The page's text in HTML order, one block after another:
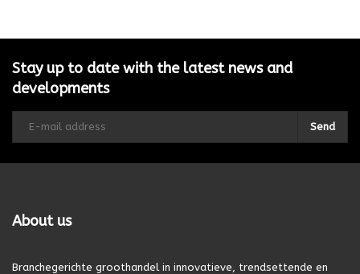
Stay up to date with the latest news and
developments
Send
About us
Branchegerichte groothandel in innovatieve, trendsettende en